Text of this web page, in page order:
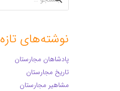
برای:
نوشته‌های تازه
پادشاهان مجارستان
تاریخ مجارستان
مشاهیر مجارستان